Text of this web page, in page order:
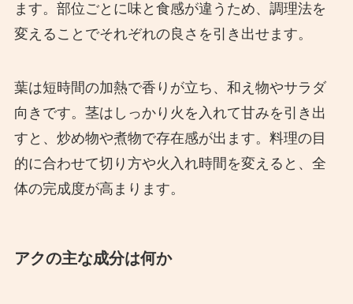
ます。部位ごとに味と食感が違うため、調理法を
変えることでそれぞれの良さを引き出せます。
葉は短時間の加熱で香りが立ち、和え物やサラダ
向きです。茎はしっかり火を入れて甘みを引き出
すと、炒め物や煮物で存在感が出ます。料理の目
的に合わせて切り方や火入れ時間を変えると、全
体の完成度が高まります。
アクの主な成分は何か